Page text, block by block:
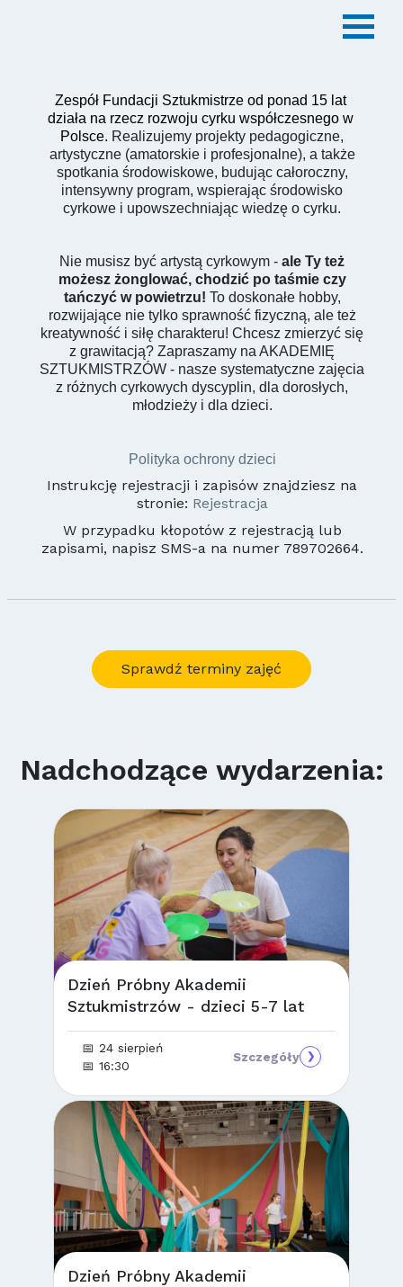
Zespół Fundacji Sztukmistrze od ponad 15 lat
działa na rzecz rozwoju cyrku współczesnego w
Polsce. Realizujemy projekty pedagogiczne,
artystyczne (amatorskie i profesjonalne), a także
spotkania środowiskowe, budując całoroczny,
intensywny program, wspierając środowisko
cyrkowe i upowszechniając wiedzę o cyrku.
Nie musisz być artystą cyrkowym -ale Ty też
możesz żonglować, chodzić po taśmie czy
tańczyć w powietrzu! To doskonałe hobby,
rozwijające nie tylko sprawność fizyczną, ale też
kreatywność i siłę charakteru! Chcesz zmierzyć się
z grawitacją? Zapraszamy na AKADEMIĘ
SZTUKMISTRZÓW - nasze systematyczne zajęcia
z różnych cyrkowych dyscyplin, dla dorosłych,
młodzieży i dla dzieci.
Polityka ochrony dzieci
Instrukcję rejestracji i zapisów znajdziesz na
stronie: Rejestracja
W przypadku kłopotów z rejestracją lub
zapisami, napisz SMS-a na numer 789702664.
Sprawdź terminy zajęć
Nadchodzące wydarzenia:
Dzień Próbny Akademii
Sztukmistrzów - dzieci 5-7 lat
📅 24 sierpień
📅 16:30
Szczegóły ❯
Dzień Próbny Akademii